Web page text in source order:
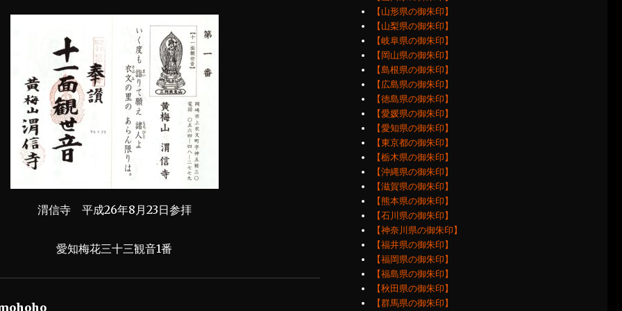
渭信寺 平成26年8月23日参拝
愛知梅花三十三観音1番
【山形県の御朱印】
【山梨県の御朱印】
【岐阜県の御朱印】
【岡山県の御朱印】
【島根県の御朱印】
【広島県の御朱印】
【徳島県の御朱印】
【愛媛県の御朱印】
【愛知県の御朱印】
【東京都の御朱印】
【栃木県の御朱印】
【沖縄県の御朱印】
【滋賀県の御朱印】
【熊本県の御朱印】
【石川県の御朱印】
【神奈川県の御朱印】
【福井県の御朱印】
【福岡県の御朱印】
【福島県の御朱印】
【秋田県の御朱印】
【群馬県の御朱印】